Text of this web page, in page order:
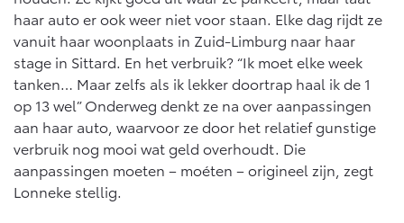
haar auto er ook weer niet voor staan. Elke dag rijdt ze
vanuit haar woonplaats in Zuid-Limburg naar haar
stage in Sittard. En het verbruik? “Ik moet elke week
tanken… Maar zelfs als ik lekker doortrap haal ik de 1
op 13 wel” Onderweg denkt ze na over aanpassingen
aan haar auto, waarvoor ze door het relatief gunstige
verbruik nog mooi wat geld overhoudt. Die
aanpassingen moeten – moéten – origineel zijn, zegt
Lonneke stellig.